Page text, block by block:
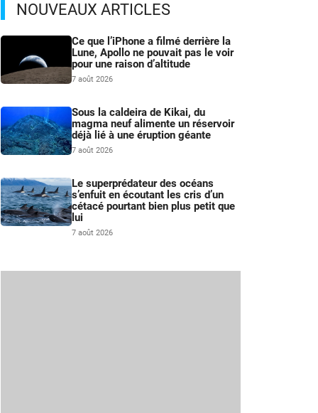
NOUVEAUX ARTICLES
Ce que l’iPhone a filmé derrière la
Lune, Apollo ne pouvait pas le voir
pour une raison d’altitude
7 août 2026
Sous la caldeira de Kikai, du
magma neuf alimente un réservoir
déjà lié à une éruption géante
7 août 2026
Le superprédateur des océans
s’enfuit en écoutant les cris d’un
cétacé pourtant bien plus petit que
lui
7 août 2026